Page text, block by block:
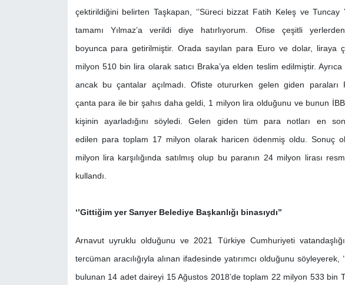
çektirildiğini belirten Taşkapan, ‘’Süreci bizzat Fatih Keleş ve Tuncay
tamamı Yılmaz’a verildi diye hatırlıyorum. Ofise çeşitli
boyunca para getirilmiştir. Orada sayılan para Euro ve dolar, liraya
milyon 510 bin lira olarak satıcı Braka’ya elden teslim edilmiştir.
ancak bu çantalar açılmadı. Ofiste otururken gelen giden
çanta para ile bir şahıs daha geldi, 1 milyon lira olduğunu ve bunun
kişinin ayarladığını söyledi. Gelen giden tüm para notları en
edilen para toplam 17 milyon olarak haricen ödenmiş oldu. Sonuç
milyon lira karşılığında satılmış olup bu paranın 24 milyon lirası
kullandı.
‘’Gittiğim yer Sarıyer Belediye Başkanlığı binasıydı’’
Arnavut uyruklu olduğunu ve 2021 Türkiye Cumhuriyeti
tercüman aracılığıyla alınan ifadesinde yatırımcı olduğunu söyleyerek,
bulunan 14 adet daireyi 15 Ağustos 2018’de toplam 22 milyon 533 bin